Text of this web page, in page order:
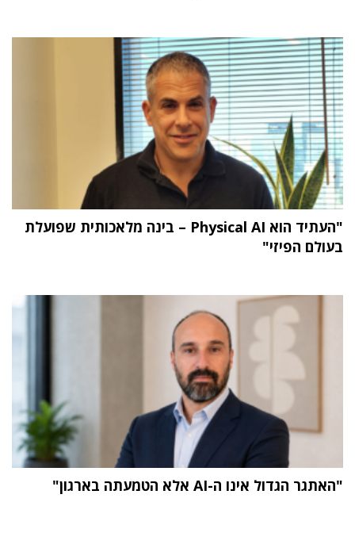
"העתיד הוא Physical AI – בינה מלאכותית שפועלת
בעולם הפיזי"
"האתגר הגדול אינו ה-AI אלא הטמעתה בארגון"